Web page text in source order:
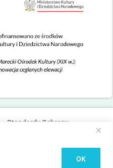
OK
Standardy Ochrony